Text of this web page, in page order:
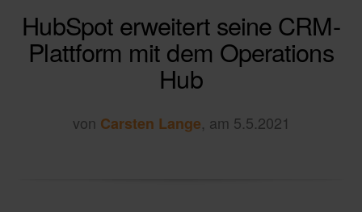
HubSpot erweitert seine CRM-
Plattform mit dem Operations
Hub
von Carsten Lange, am 5.5.2021